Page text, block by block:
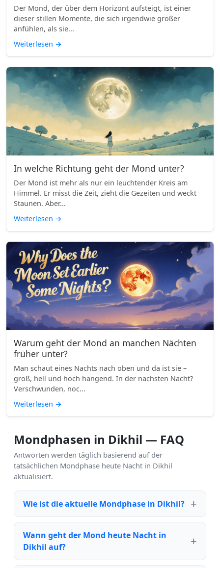
Der Mond, der über dem Horizont aufsteigt, ist einer
dieser stillen Momente, die sich irgendwie größer
anfühlen, als sie...
Weiterlesen →
In welche Richtung geht der Mond unter?
Der Mond ist mehr als nur ein leuchtender Kreis am
Himmel. Er misst die Zeit, zieht die Gezeiten und weckt
Staunen. Aber...
Weiterlesen →
Warum geht der Mond an manchen Nächten
früher unter?
Man schaut eines Nachts nach oben und da ist sie –
groß, hell und hoch hängend. In der nächsten Nacht?
Verschwunden, noc...
Weiterlesen →
Mondphasen in Dikhil — FAQ
Antworten werden täglich basierend auf der
tatsächlichen Mondphase heute Nacht in Dikhil
aktualisiert.
Wie ist die aktuelle Mondphase in Dikhil?
Wann geht der Mond heute Nacht in
Dikhil auf?